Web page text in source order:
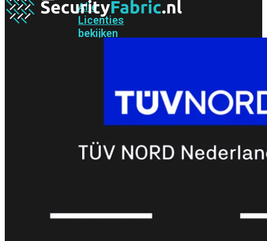
Alle
Licenties
bekijken
FortiCare
FortiCare
FortiCare
Upgrades
FortiCare